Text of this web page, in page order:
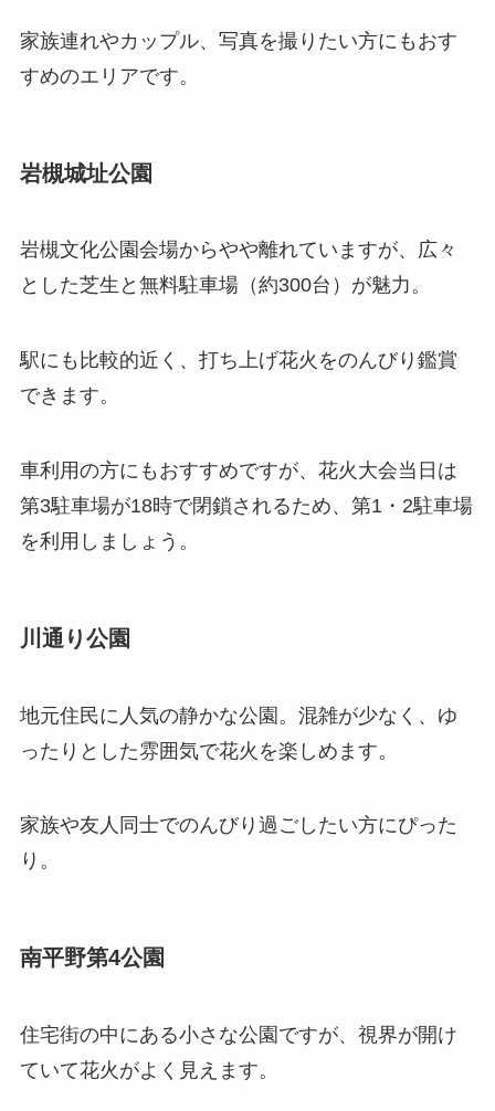
家族連れやカップル、写真を撮りたい方にもおす
すめのエリアです。
岩槻城址公園
岩槻文化公園会場からやや離れていますが、広々
とした芝生と無料駐車場（約300台）が魅力。
駅にも比較的近く、打ち上げ花火をのんびり鑑賞
できます。
車利用の方にもおすすめですが、花火大会当日は
第3駐車場が18時で閉鎖されるため、第1・2駐車場
を利用しましょう。
川通り公園
地元住民に人気の静かな公園。混雑が少なく、ゆ
ったりとした雰囲気で花火を楽しめます。
家族や友人同士でのんびり過ごしたい方にぴった
り。
南平野第4公園
住宅街の中にある小さな公園ですが、視界が開け
ていて花火がよく見えます。